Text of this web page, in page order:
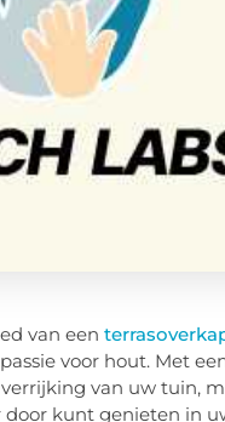
van een
voor hout. Met
van uw tuin,
kunt genieten in